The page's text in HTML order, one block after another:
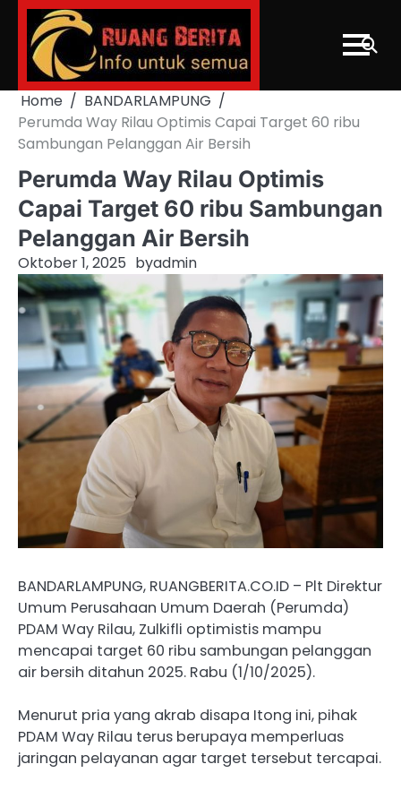
Skip
content
Home
BANDARLAMPUNG
Perumda Way Rilau Optimis Capai Target 60 ribu
Sambungan Pelanggan Air Bersih
Perumda Way Rilau Optimis
Capai Target 60 ribu Sambungan
Pelanggan Air Bersih
Oktober 1, 2025 byadmin
BANDARLAMPUNG, RUANGBERITA.CO.ID – Plt Direktur
Umum Perusahaan Umum Daerah (Perumda)
PDAM Way Rilau, Zulkifli optimistis mampu
mencapai target 60 ribu sambungan pelanggan
air bersih ditahun 2025. Rabu (1/10/2025).
Menurut pria yang akrab disapa Itong ini, pihak
PDAM Way Rilau terus berupaya memperluas
jaringan pelayanan agar target tersebut tercapai.